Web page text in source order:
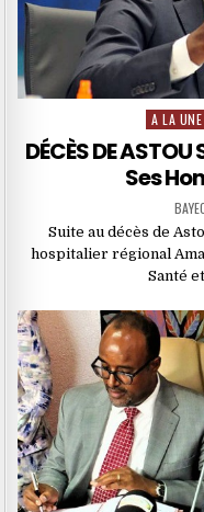
Posted
in
A LA UNE
DÉCÈS DE
Ses
Suite au décès de
hospitalier régional
Santé